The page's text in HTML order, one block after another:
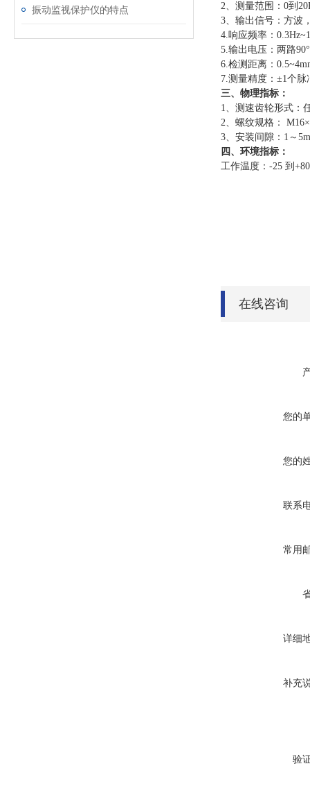
振动监视保护仪的特点
2、测量范围：0到
3、输出信号：方波
4.响应频率：
5.输出电压：两路
6.检测距离：
7.测量精度：±1个脉
三、物理指标：
1、测速齿轮形式：
2、螺纹规格：
3、安装间隙：1～
四、环境指标：
工作温度：-25 到
在线咨询
您的
您的
联系
常用
详细
补充
验